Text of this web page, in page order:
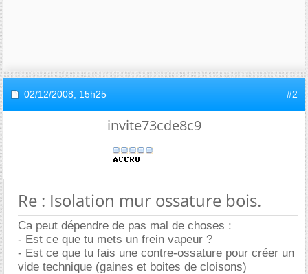
02/12/2008, 15h25 #2
invite73cde8c9
Re : Isolation mur ossature bois.
Ca peut dépendre de pas mal de choses :
- Est ce que tu mets un frein vapeur ?
- Est ce que tu fais une contre-ossature pour créer un
vide technique (gaines et boites de cloisons)